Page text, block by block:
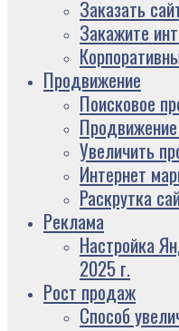
Заказать
Закажите
Продвижение
Поисковое
Увеличить
Интернет
Раскрутка
Реклама
Настройка
2025 г.
Рост продаж
Способ